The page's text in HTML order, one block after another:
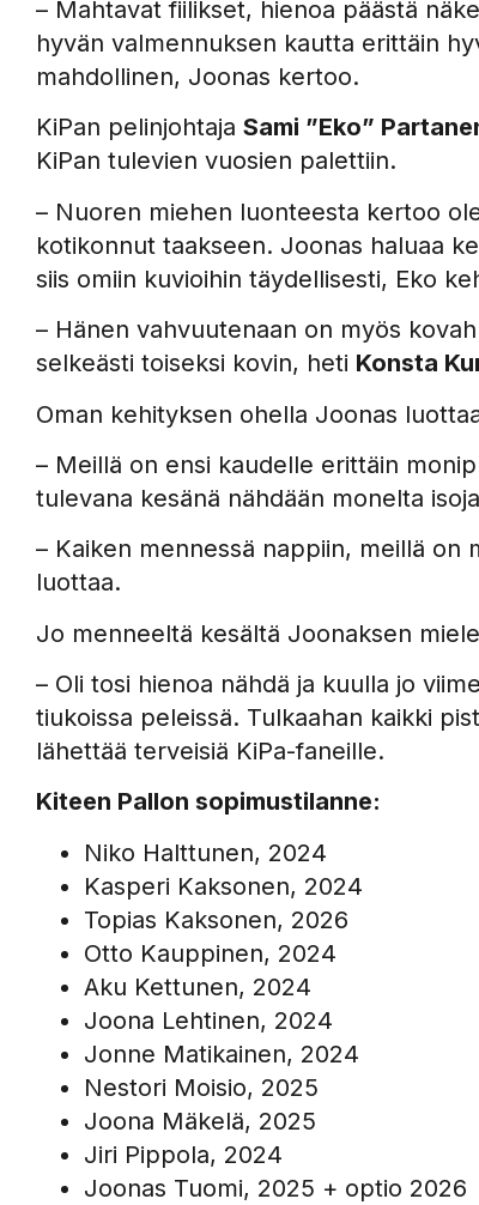
– Mahtavat fiilikset, hienoa päästä
hyvän valmennuksen kautta erittäin
mahdollinen, Joonas kertoo.
KiPan pelinjohtaja Sami ”Eko”
KiPan tulevien vuosien palettiin.
– Nuoren miehen luonteesta kertoo
kotikonnut taakseen. Joonas haluaa
siis omiin kuvioihin täydellisesti, Eko
– Hänen vahvuutenaan on myös
selkeästi toiseksi kovin, heti Konsta
Oman kehityksen ohella Joonas
– Meillä on ensi kaudelle erittäin
tulevana kesänä nähdään monelta
– Kaiken mennessä nappiin, meillä
luottaa.
Jo menneeltä kesältä Joonaksen
– Oli tosi hienoa nähdä ja kuulla jo
tiukoissa peleissä. Tulkaahan kaikki
lähettää terveisiä KiPa-faneille.
Kiteen Pallon sopimustilanne:
Niko Halttunen, 2024
Kasperi Kaksonen, 2024
Topias Kaksonen, 2026
Otto Kauppinen, 2024
Aku Kettunen, 2024
Joona Lehtinen, 2024
Jonne Matikainen, 2024
Nestori Moisio, 2025
Joona Mäkelä, 2025
Jiri Pippola, 2024
Joonas Tuomi, 2025 + optio 2026